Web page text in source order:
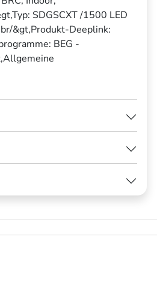
SDGSCXT /1500 LED
&gt,Produkt-Deeplink:
BEG -